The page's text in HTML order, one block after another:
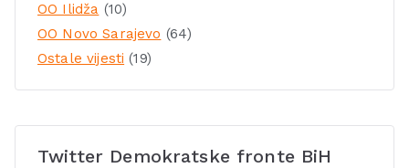
OO Ilidža (10)
OO Novo Sarajevo (64)
Ostale vijesti (19)
Twitter Demokratske fronte BiH